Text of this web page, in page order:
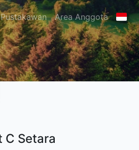
Pustakawan Area Anggota
C Setara